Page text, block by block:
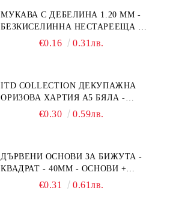
МУКАВА С ДЕБЕЛИНА 1.20 MM -
БЕЗКИСЕЛИННА НЕСТАРЕЕЩА А5
- 210 Х 150ММ
€0.16 0.31лв.
ITD COLLECTION ДЕКУПАЖНА
ОРИЗОВА ХАРТИЯ А5 БЯЛА -
€0.30 0.59лв.
ДЪРВЕНИ ОСНОВИ ЗА БИЖУТА -
КВАДРАТ - 40ММ - ОСНОВИ +
€0.31 0.61лв.